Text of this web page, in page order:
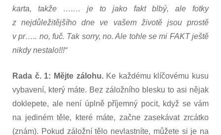
karta, takže ….… je to jako fakt blbý, ale fotky
z nejdůležitějšího dne ve vašem životě jsou prostě
v pr….. no, fuč. Tak sorry, no. Ale tohle se mi FAKT ještě
nikdy nestalo!!!“
Rada č. 1: Mějte zálohu.Ke každému klíčovému kusu
vybavení, který máte. Bez záložního blesku to asi nějak
doklepete, ale není úplně příjemný pocit, když se vám
na jediném těle, které máte, začne zasekávat zrcátko
(znám). Pokud záložní tělo nevlastníte, můžete si je na